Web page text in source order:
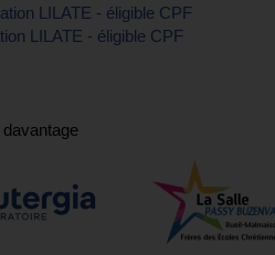
LILATE - éligible CPF
LILATE - éligible CPF